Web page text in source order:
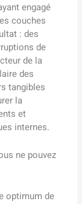
engagé
couches
: des
de
de la
des
tangibles
la
et
internes.
ne pouvez
optimum de